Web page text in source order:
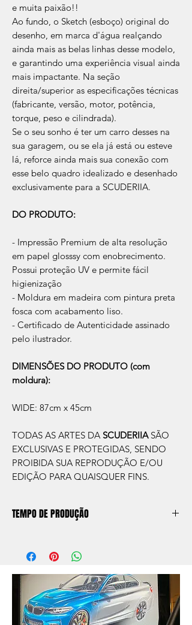
e muita paixão!!
Ao fundo, o Sketch (esboço) original do
desenho, em marca d'água realçando
ainda mais as belas linhas desse modelo,
e garantindo uma experiência visual ainda
mais impactante. Na seção
direita/superior as especificações técnicas
(fabricante, versão, motor, potência,
torque, peso e cilindrada).
Se o seu sonho é ter um carro desses na
sua garagem, ou se ela já está ou esteve
lá, reforce ainda mais sua conexão com
esse belo quadro idealizado e desenhado
exclusivamente para a SCUDERIIA.
DO PRODUTO:
- Impressão Premium de alta resolução
em papel glosssy com enobrecimento.
Possui proteção UV e permite fácil
higienização
- Moldura em madeira com pintura preta
fosca com acabamento liso.
- Certificado de Autenticidade assinado
pelo ilustrador.
DIMENSÕES DO PRODUTO (com
moldura):
WIDE: 87cm x 45cm
TODAS AS ARTES DA SCUDERIIA SÃO
EXCLUSIVAS E PROTEGIDAS, SENDO
PROIBIDA SUA REPRODUÇÃO E/OU
EDIÇÃO PARA QUAISQUER FINS.
TEMPO DE PRODUÇÃO
aprox. 5 dias úteis, após a confirmação de
compra.
Após a produçao, seguimos com o envio
no endereço que nos for informado na
compra ou disponibilizaremos para retirada
caso seja sua opção de compra.